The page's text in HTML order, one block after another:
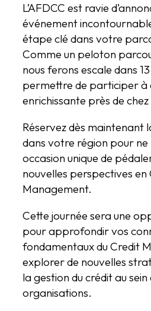
L’AFDCC est ravie
événement
étape clé dans votre
Comme un peloton
nous ferons escale dans
permettre de participer à
enrichissante près de chez
Réservez dès maintenant
dans votre région pour
occasion unique de
nouvelles perspectives en
Management.
Cette journée sera une
pour approfondir vos
fondamentaux du Credit
explorer de nouvelles
la gestion du crédit au sein
organisations.